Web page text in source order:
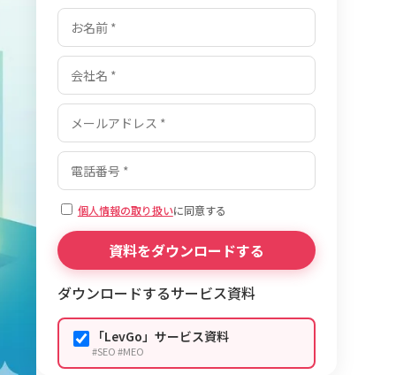
個人情報の取り扱いに同意する
ダウンロードするサービス資料
「LevGo」サービス資料
#SEO #MEO